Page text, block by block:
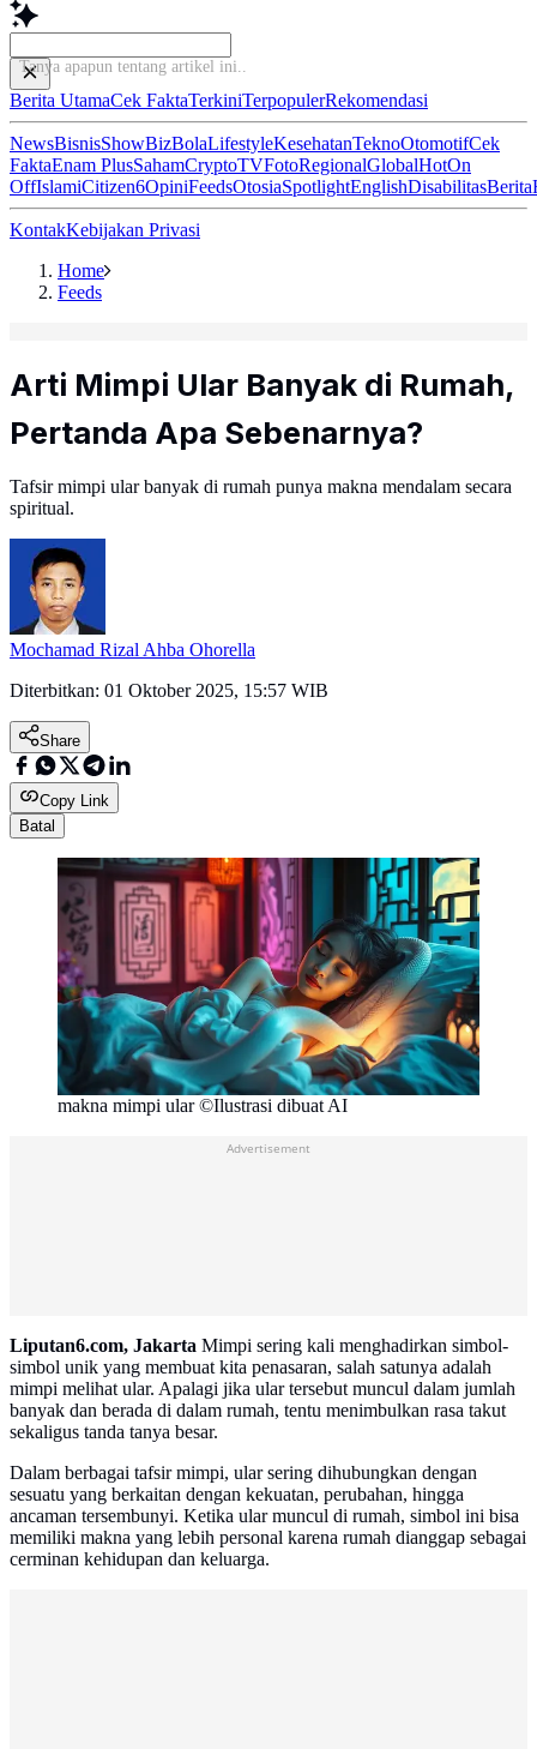
Tanya apapun t
Berita UtamaCek FaktaTerkiniTerpopulerRekomendasi
NewsBisnisShowBizBolaLifestyleKesehatanTeknoOtomotifCek
FaktaEnam PlusSahamCryptoTVFotoRegionalGlobalHotOn
OffIslamiCitizen6OpiniFeedsOtosiaSpotlightEnglishDisabilitasBerita
KontakKebijakan Privasi
Home
Feeds
Arti Mimpi Ular Banyak di Rumah,
Pertanda Apa Sebenarnya?
Tafsir mimpi ular banyak di rumah punya makna mendalam secara
spiritual.
Mochamad Rizal Ahba Ohorella
Diterbitkan: 01 Oktober 2025, 15:57 WIB
Share
Copy Link
Batal
makna mimpi ular ©Ilustrasi dibuat AI
Liputan6.com, Jakarta Mimpi sering kali menghadirkan simbol-
simbol unik yang membuat kita penasaran, salah satunya adalah
mimpi melihat ular. Apalagi jika ular tersebut muncul dalam jumlah
banyak dan berada di dalam rumah, tentu menimbulkan rasa takut
sekaligus tanda tanya besar.
Dalam berbagai tafsir mimpi, ular sering dihubungkan dengan
sesuatu yang berkaitan dengan kekuatan, perubahan, hingga
ancaman tersembunyi. Ketika ular muncul di rumah, simbol ini bisa
memiliki makna yang lebih personal karena rumah dianggap sebagai
cerminan kehidupan dan keluarga.